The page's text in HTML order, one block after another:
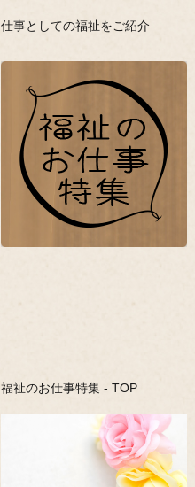
仕事としての福祉をご紹介
福祉のお仕事特集 - TOP